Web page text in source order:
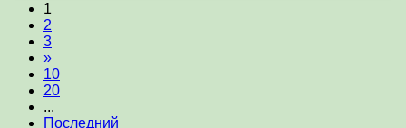
1
2
3
»
10
20
...
Последний